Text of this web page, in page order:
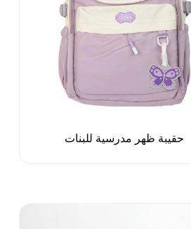
حقيبة ظهر مدرسية للبنات